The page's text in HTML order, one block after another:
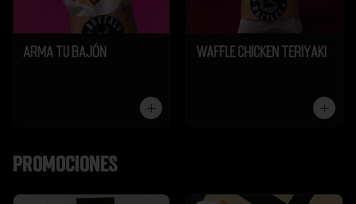
Arma tu Bajón Waffle Chicken Teriyaki
Promociones